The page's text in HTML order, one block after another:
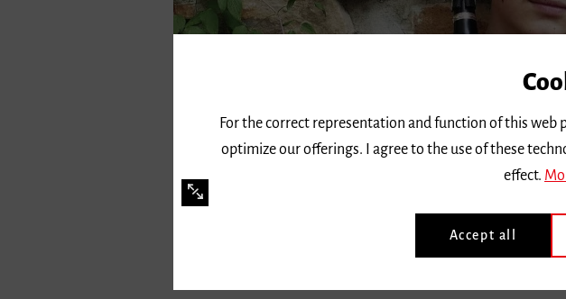
Joscha Kremsler, Student der »Freiburger Akademie zur
For the correct representation and function of this web
optimize our offerings. I agree to the use of these
effect.
Accept all